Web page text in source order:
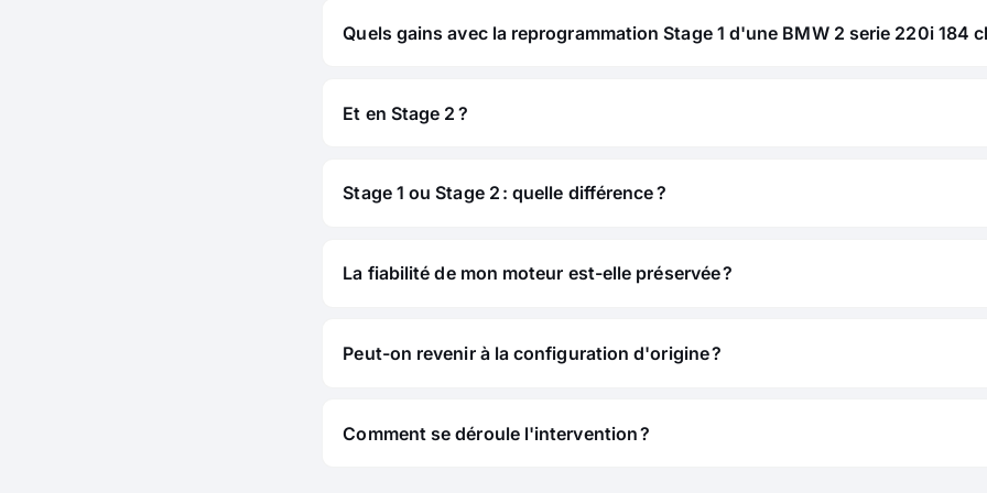
Quels gains avec la reprogrammation Stage 1 d'une BMW 2 serie 220i 184
Et en Stage 2 ?
Stage 1 ou Stage 2 : quelle différence ?
La fiabilité de mon moteur est-elle préservée ?
Peut-on revenir à la configuration d'origine ?
Comment se déroule l'intervention ?